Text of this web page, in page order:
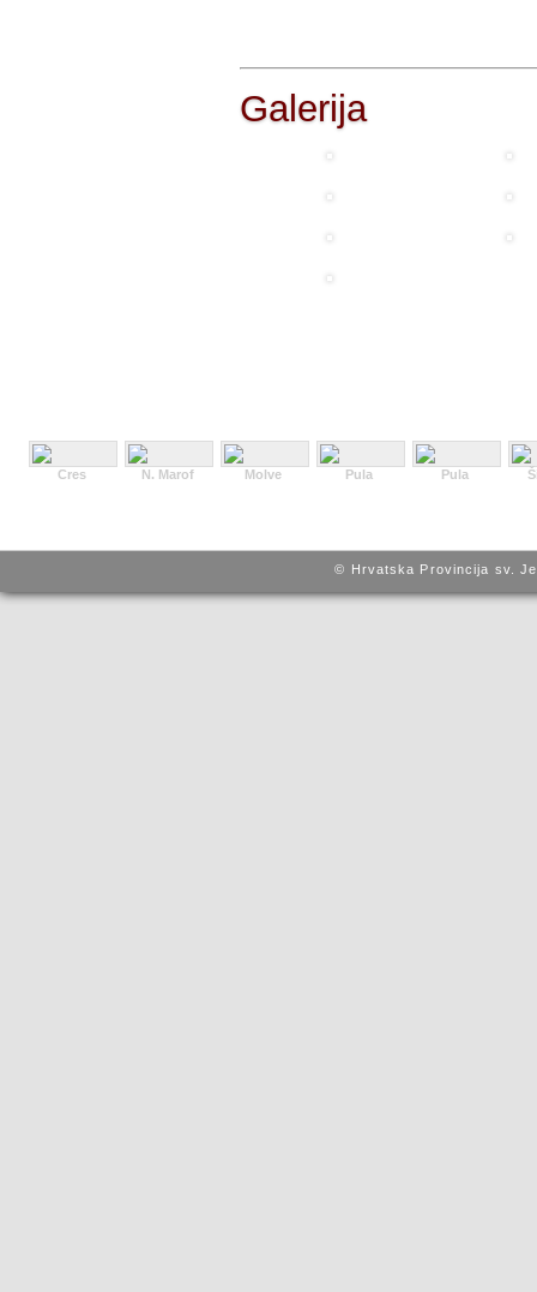
Galerija
Cres N. Marof Molve Pula Pula
© Hrvatska Provincija sv.